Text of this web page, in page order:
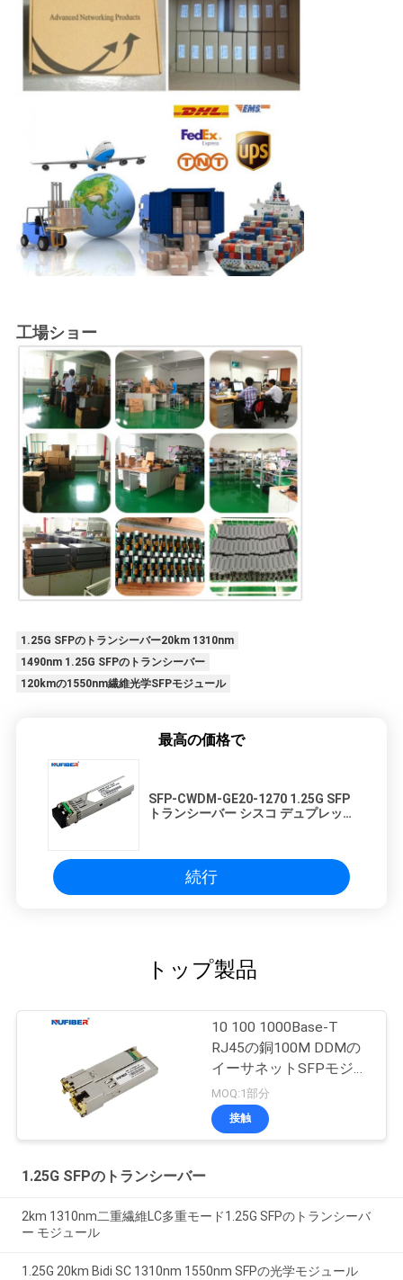
工場ショー
1.25G SFPのトランシーバー20km 1310nm
1490nm 1.25G SFPのトランシーバー
120kmの1550nm繊維光学SFPモジュール
最高の価格で
SFP-CWDM-GE20-1270 1.25G SFP
トランシーバー シスコ デュプレック
PIに対応
続行
トップ製品
10 100 1000Base-T
RJ45の銅100M DDMの
イーサネットSFPモジュ
ール
MOQ:1部分
接触
1.25G SFPのトランシーバー
2km 1310nm二重繊維LC多重モード1.25G SFPのトランシーバ
ー モジュール
1.25G 20km Bidi SC 1310nm 1550nm SFPの光学モジュール